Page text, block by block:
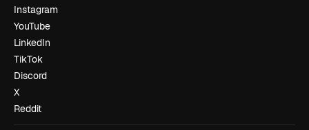
Instagram
YouTube
LinkedIn
TikTok
Discord
X
Reddit